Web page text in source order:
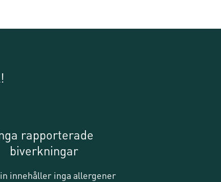
rapporterade
biverkningar
innehåller inga allergener